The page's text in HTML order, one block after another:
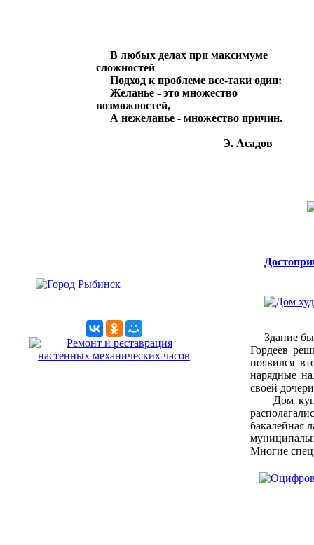
В любых делах при максимуме
сложностей
Подход к проблеме все-таки один:
Желанье - это множество
возможностей,
А нежеланье - множество причин.
Э. Асадов
Здание
Гордеев
появился
нарядные
своей
Дом купца
бакалейная
Многие